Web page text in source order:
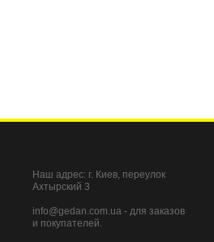
Наш адрес: г. Киев, переулок
Ахтырский 3
info@gedan.com.ua - для заказов
и покупателей.